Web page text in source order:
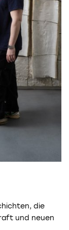
die
und neuen